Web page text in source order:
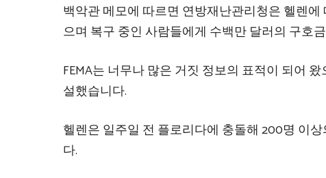
백악관 메모에 따르면 연방재난관리청은 헬렌
으며 복구 중인 사람들에게 수백만 달러의 구호
FEMA는 너무나 많은 거짓 정보의 표적이 되어
설했습니다.
헬렌은 일주일 전 플로리다에 충돌해 200명 이
다.